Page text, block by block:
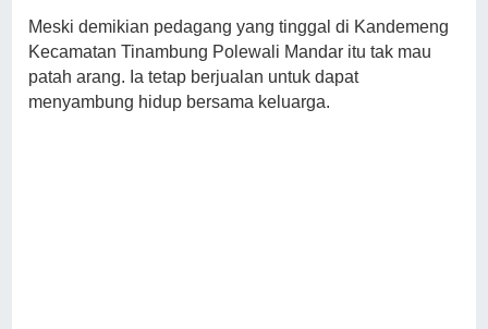
Meski demikian pedagang yang tinggal di Kandemeng
Kecamatan Tinambung Polewali Mandar itu tak mau
patah arang. Ia tetap berjualan untuk dapat
menyambung hidup bersama keluarga.